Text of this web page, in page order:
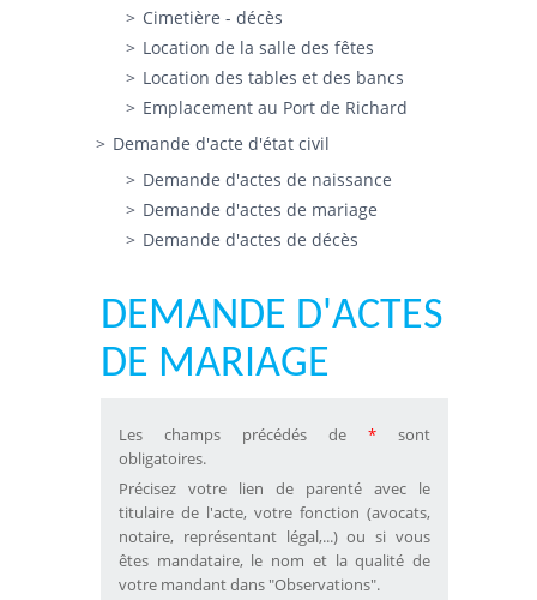
Cimetière - décès
Location de la salle des fêtes
Location des tables et des bancs
Emplacement au Port de Richard
Demande d'acte d'état civil
Demande d'actes de naissance
Demande d'actes de mariage
Demande d'actes de décès
DEMANDE D'ACTES
DE MARIAGE
Les champs précédés de * sont
obligatoires.
Précisez votre lien de parenté avec le
titulaire de l'acte, votre fonction (avocats,
notaire, représentant légal,...) ou si vous
êtes mandataire, le nom et la qualité de
votre mandant dans "Observations".